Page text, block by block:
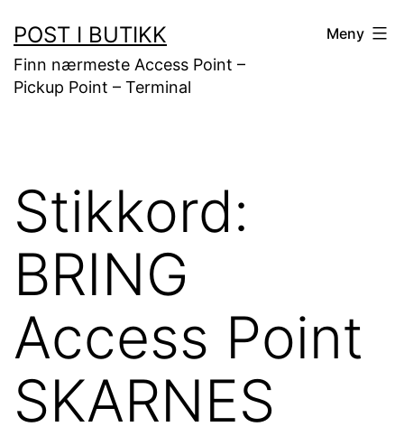
til
innhold
POST I BUTIKK
Finn nærmeste Access Point –
Pickup Point – Terminal
Meny
Stikkord:
BRING
Access Point
SKARNES